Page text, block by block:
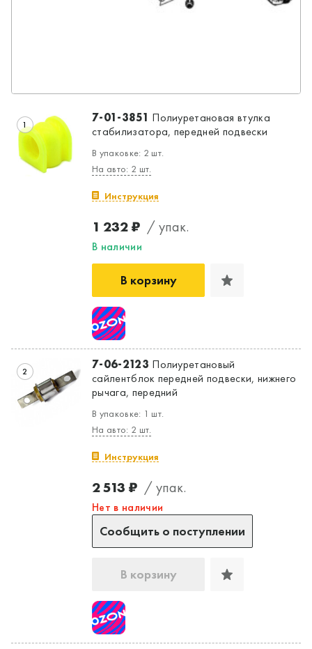
Да, верно
1 7-01-3851 Полиуретановая втулка
стабилизатора, передней подвески
В упаковке: 2 шт.
На авто: 2 шт.
Инструкция
1 232 ₽ / упак.
В наличии
В корзину
2 7-06-2123 Полиуретановый
сайлентблок передней подвески, нижнего
рычага, передний
В упаковке: 1 шт.
На авто: 2 шт.
Инструкция
2 513 ₽ / упак.
Нет в наличии
Сообщить о поступлении
В корзину